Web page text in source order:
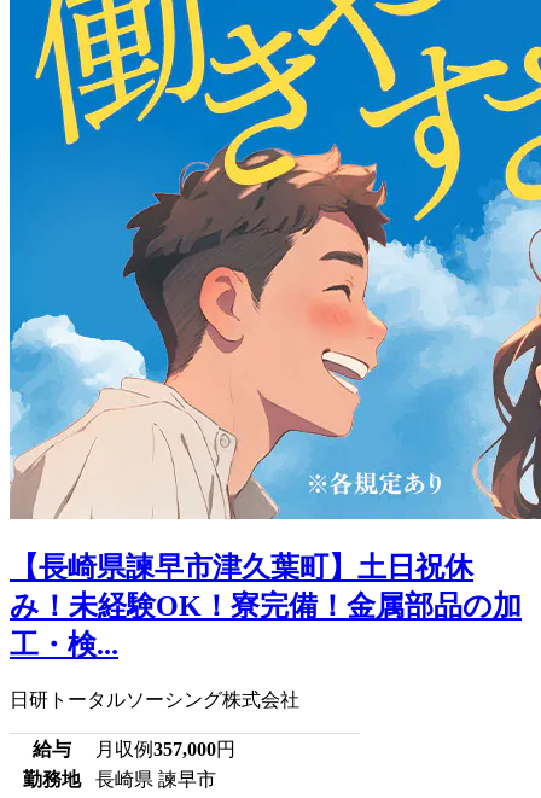
【長崎県諫早市津久葉町】土日祝休
み！未経験OK！寮完備！金属部品の加
工・検...
日研トータルソーシング株式会社
給与 月収例357,000円
勤務地
長崎県 諫早市